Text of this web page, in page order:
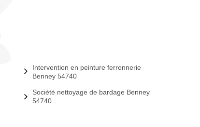
Intervention en peinture ferronnerie
Benney 54740
Société nettoyage de bardage Benney
54740